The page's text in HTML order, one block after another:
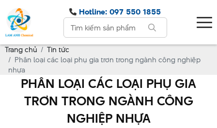
Hotline: 097 550 1855
Trang chủ
Tin tức
Phân loại các loại phụ gia trơn trong ngành công nghiệp
nhựa
PHÂN LOẠI CÁC LOẠI PHỤ GIA
TRƠN TRONG NGÀNH CÔNG
NGHIỆP NHỰA